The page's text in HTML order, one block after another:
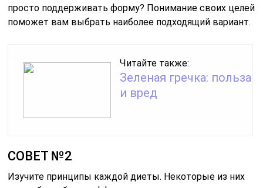
просто поддерживать форму? Понимание своих целей
поможет вам выбрать наиболее подходящий вариант.
Читайте также:
Зеленая гречка: польза
и вред
СОВЕТ №2
Изучите принципы каждой диеты. Некоторые из них